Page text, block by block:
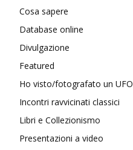
Cosa sapere
Database online
Divulgazione
Featured
Ho visto/fotografato un UFO
Incontri ravvicinati classici
Libri e Collezionismo
Presentazioni a video